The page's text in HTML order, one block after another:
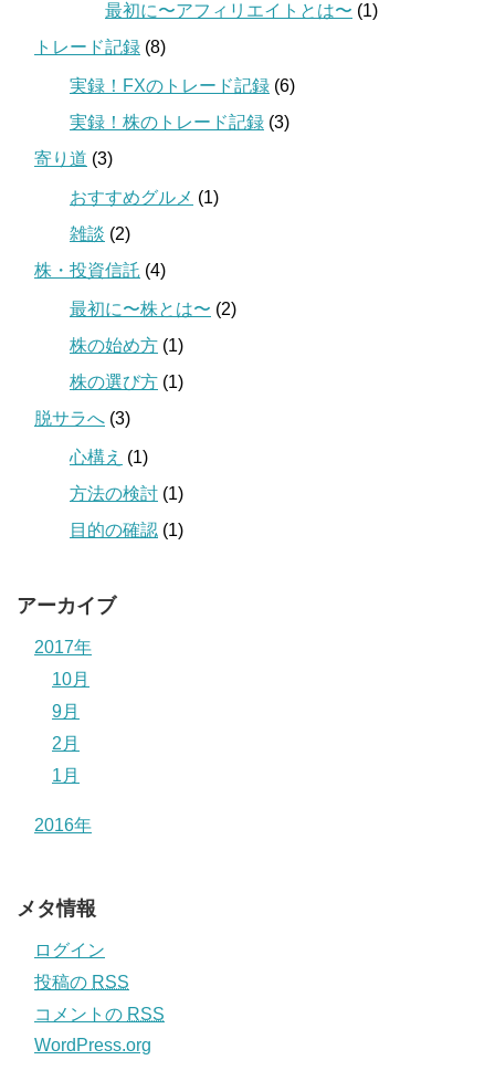
最初に〜アフィリエイトとは〜 (1)
トレード記録 (8)
実録！FXのトレード記録 (6)
実録！株のトレード記録 (3)
寄り道 (3)
おすすめグルメ (1)
雑談 (2)
株・投資信託 (4)
最初に〜株とは〜 (2)
株の始め方 (1)
株の選び方 (1)
脱サラへ (3)
心構え (1)
方法の検討 (1)
目的の確認 (1)
アーカイブ
2017年
10月
9月
2月
1月
2016年
メタ情報
ログイン
投稿の RSS
コメントの RSS
WordPress.org